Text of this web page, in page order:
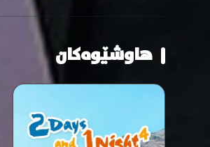
هاوشێوەکان